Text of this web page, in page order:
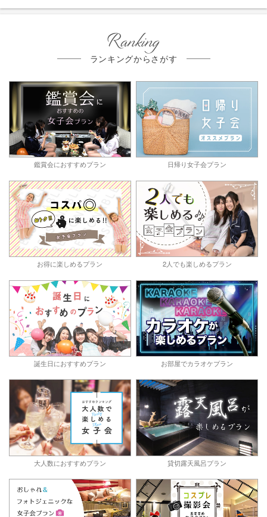
Ranking
ランキングからさがす
鑑賞会におすすめプラン 日帰り女子会プラン
お得に楽しめるプラン 2人でも楽しめるプラン
誕生日におすすめプラン お部屋でカラオケプラン
大人数におすすめプラン 貸切露天風呂プラン